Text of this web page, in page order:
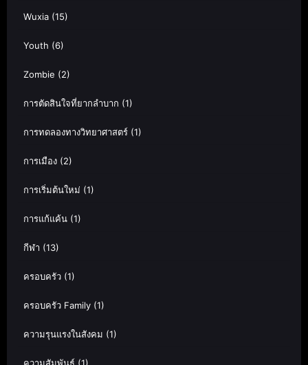
Wuxia (15)
Youth (6)
Zombie (2)
การตัดสินใจที่ยากลำบาก (1)
การทดลองทางวิทยาศาสตร์ (1)
การเมือง (2)
การเริ่มต้นใหม่ (1)
การแก้แค้น (1)
กีฬา (13)
ครอบครัว (1)
ครอบครัว Family (1)
ความรุนแรงในสังคม (1)